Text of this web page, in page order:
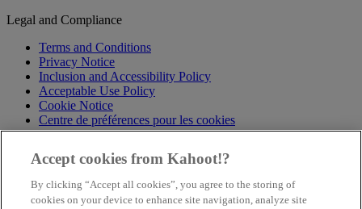
Legal and Compliance
Terms and Conditions
Privacy Notice
Inclusion and Accessibility Policy
Acceptable Use Policy
Cookie Notice
Centre de préférences pour les cookies
Facebook
LinkedIn
Accept cookies from Kahoot!?
By clicking “Accept all cookies”, you agree to the storing of
cookies on your device to enhance site navigation, analyze site